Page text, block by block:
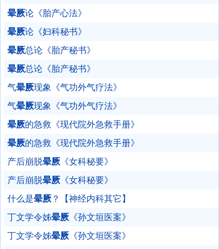
晕厥论《胎产心法》
晕厥论《妇科秘书》
晕厥总论《胎产秘书》
晕厥总论《胎产秘书》
气晕厥现象《气功外气疗法》
气晕厥现象《气功外气疗法》
晕厥的急救《现代院外急救手册》
晕厥的急救《现代院外急救手册》
产后崩脱晕厥 《女科秘要》
产后崩脱晕厥 《女科秘要》
什么是晕厥 ？【神经内科其它】
丁文学令姊晕厥 《孙文垣医案》
丁文学令姊晕厥 《孙文垣医案》